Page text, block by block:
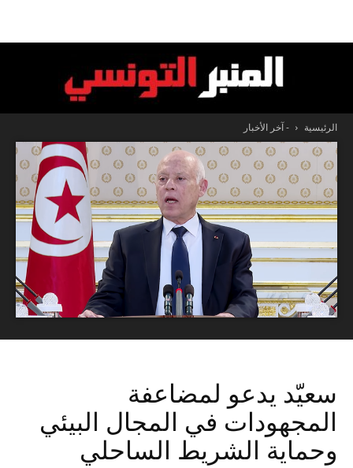
المنبر
التونسي
الرئيسية - آخر الأخبار
سعيّد يدعو لمضاعفة
المجهودات في المجال البيئي
وحماية الشريط الساحلي